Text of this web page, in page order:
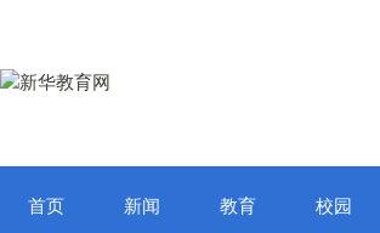
首页 新闻 教育 校园